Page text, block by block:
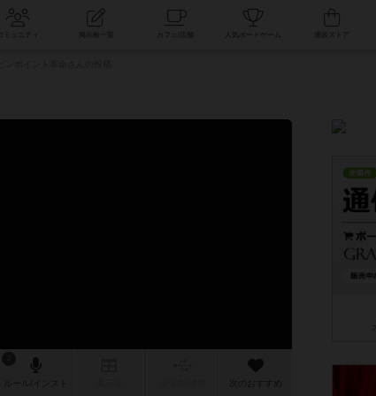
コミュニティ 人気ボードゲーム
次のおすすめ